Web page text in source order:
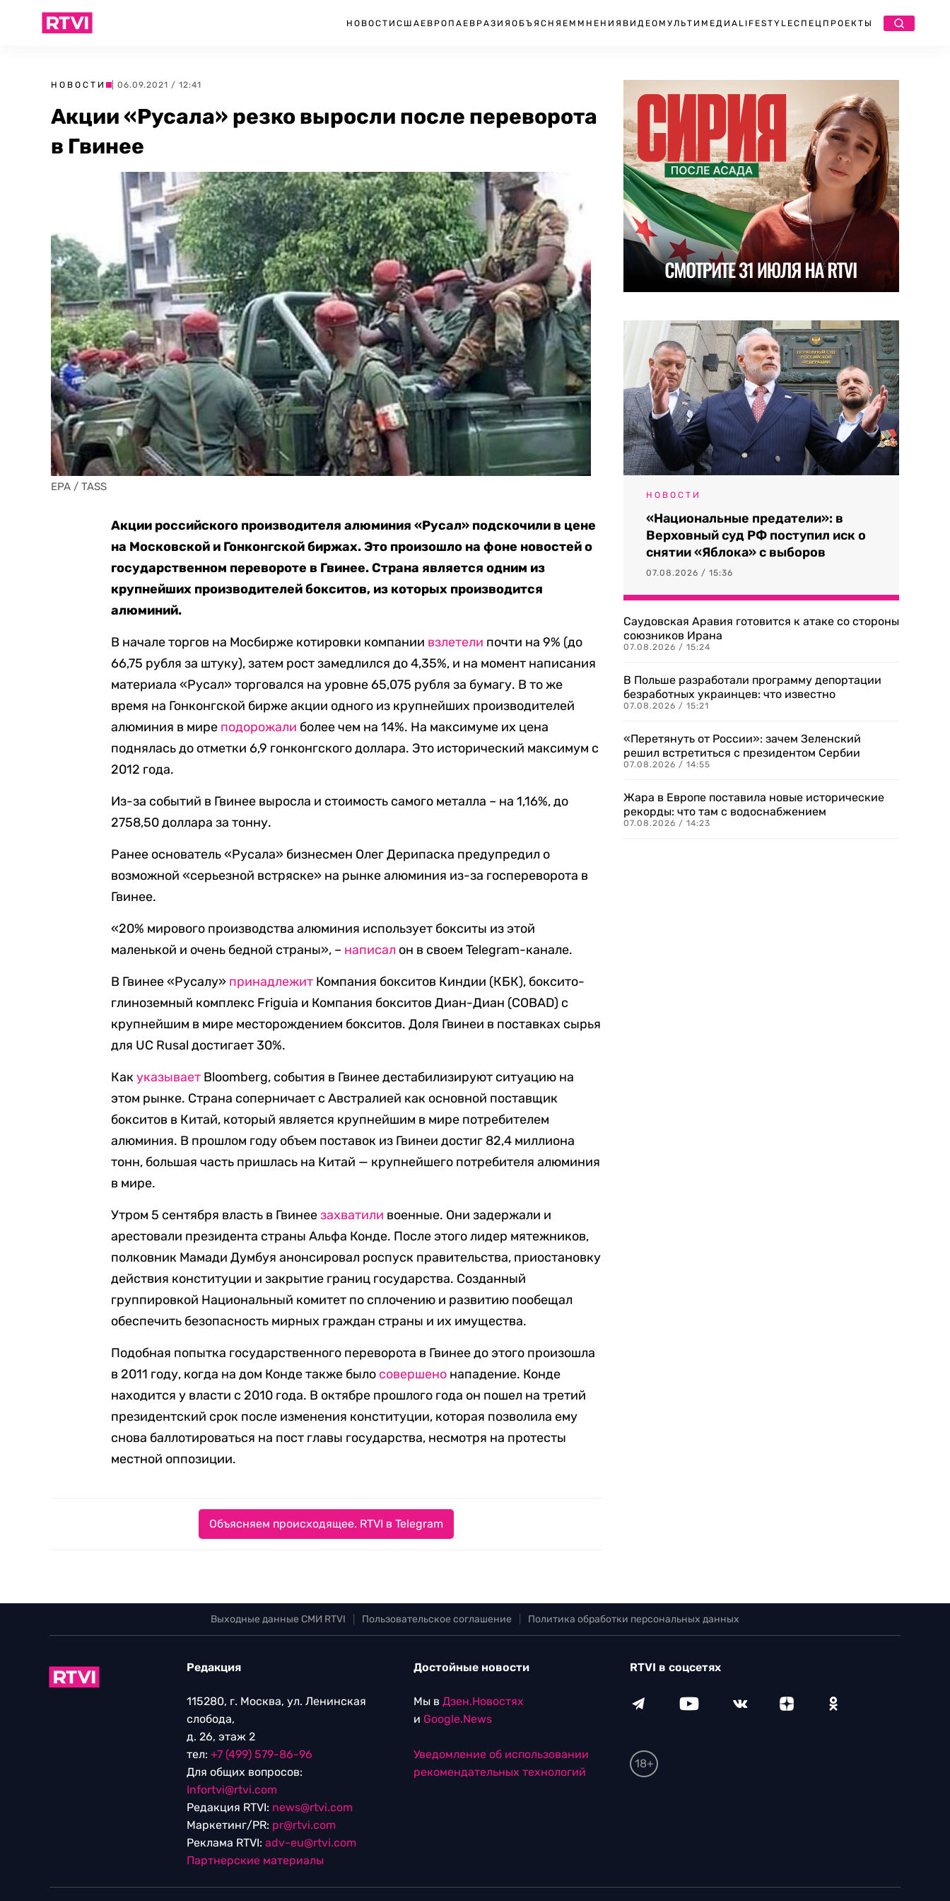
НОВОСТИ США ЕВРОПА ЕВРАЗИЯ ОБЪЯСНЯЕМ МНЕНИЯ ВИДЕО МУЛЬТИМЕДИА LIFESTYLEСПЕЦПРОЕКТЫ
НОВОСТИ | 06.09.2021 / 12:41
Акции «Русала» резко выросли после переворота
в Гвинее
EPA / TASS
Акции российского производителя алюминия «Русал» подскочили в цене
на Московской и Гонконгской биржах. Это произошло на фоне новостей о
государственном перевороте в Гвинее. Страна является одним из
крупнейших производителей бокситов, из которых производится
алюминий.
В начале торгов на Мосбирже котировки компании взлетели почти на 9% (до
66,75 рубля за штуку), затем рост замедлился до 4,35%, и на момент написания
материала «Русал» торговался на уровне 65,075 рубля за бумагу. В то же
время на Гонконгской бирже акции одного из крупнейших производителей
алюминия в мире подорожали более чем на 14%. На максимуме их цена
поднялась до отметки 6,9 гонконгского доллара. Это исторический максимум с
2012 года.
Из-за событий в Гвинее выросла и стоимость самого металла – на 1,16%, до
2758,50 доллара за тонну.
Ранее основатель «Русала» бизнесмен Олег Дерипаска предупредил о
возможной «серьезной встряске» на рынке алюминия из-за госпереворота в
Гвинее.
«20% мирового производства алюминия использует бокситы из этой
маленькой и очень бедной страны», – написал он в своем Telegram-канале.
В Гвинее «Русалу» принадлежит Компания бокситов Киндии (КБК), боксито-
глиноземный комплекс Friguia и Компания бокситов Диан-Диан (COBAD) с
крупнейшим в мире месторождением бокситов. Доля Гвинеи в поставках сырья
для UC Rusal достигает 30%.
Какуказывает Bloomberg, события в Гвинее дестабилизируют ситуацию на
этом рынке. Страна соперничает с Австралией как основной поставщик
бокситов в Китай, который является крупнейшим в мире потребителем
алюминия. В прошлом году объем поставок из Гвинеи достиг 82,4 миллиона
тонн, большая часть пришлась на Китай — крупнейшего потребителя алюминия
в мире.
Утром 5 сентября власть в Гвинеезахватили военные. Они задержали и
арестовали президента страны Альфа Конде. После этого лидер мятежников,
полковник Мамади Думбуя анонсировал роспуск правительства, приостановку
действия конституции и закрытие границ государства. Созданный
группировкой Национальный комитет по сплочению и развитию пообещал
обеспечить безопасность мирных граждан страны и их имущества.
Подобная попытка государственного переворота в Гвинее до этого произошла
в 2011 году, когда на дом Конде также было совершено нападение. Конде
находится у власти с 2010 года. В октябре прошлого года он пошел на третий
президентский срок после изменения конституции, которая позволила ему
снова баллотироваться на пост главы государства, несмотря на протесты
местной оппозиции.
Объясняем происходящее. RTVI в Telegram
НОВОСТИ
«Национальные предатели»: в
Верховный суд РФ поступил иск о
снятии «Яблока» с выборов
07.08.2026 / 15:36
Саудовская Аравия готовится к атаке со стороны
союзников Ирана
07.08.2026 / 15:24
В Польше разработали программу депортации
безработных украинцев: что известно
07.08.2026 / 15:21
«Перетянуть от России»: зачем Зеленский
решил встретиться с президентом Сербии
07.08.2026 / 14:55
Жара в Европе поставила новые исторические
рекорды: что там с водоснабжением
07.08.2026 / 14:23
Выходные данные СМИ RTVI Пользовательское соглашение Политика обработки персональных данных
Редакция
115280, г. Москва, ул. Ленинская
слобода,
д. 26, этаж 2
тел: +7 (499) 579-86-96
Для общих вопросов:
Infortvi@rtvi.com
Редакция RTVI: news@rtvi.com
Маркетинг/PR: pr@rtvi.com
Реклама RTVI: adv-eu@rtvi.com
Партнерские материалы
Достойные новости
Мы в Дзен.Новостях
и Google.News
Уведомление об использовании
рекомендательных технологий
RTVI в соцсетях
18+